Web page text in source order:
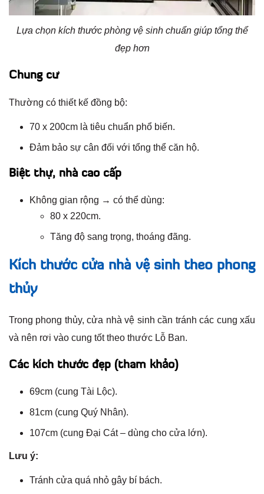
Lựa chọn kích thước phòng vệ sinh chuẩn giúp tổng thể
đẹp hơn
Chung cư
Thường có thiết kế đồng bộ:
70 x 200cm là tiêu chuẩn phổ biến.
Đảm bảo sự cân đối với tổng thể căn hộ.
Biệt thự, nhà cao cấp
Không gian rộng → có thể dùng:
80 x 220cm.
Tăng độ sang trọng, thoáng đãng.
Kích thước cửa nhà vệ sinh theo phong
thủy
Trong phong thủy, cửa nhà vệ sinh cần tránh các cung xấu
và nên rơi vào cung tốt theo thước Lỗ Ban.
Các kích thước đẹp (tham khảo)
69cm (cung Tài Lộc).
81cm (cung Quý Nhân).
107cm (cung Đại Cát – dùng cho cửa lớn).
Lưu ý:
Tránh cửa quá nhỏ gây bí bách.